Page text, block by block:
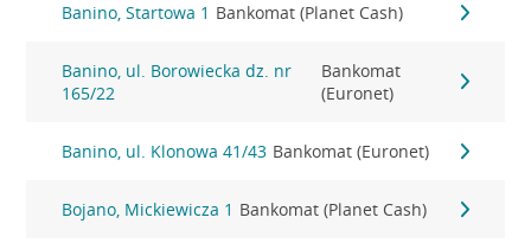
Banino, Startowa 1 Bankomat (Planet Cash)
Banino, ul. Borowiecka dz. nr
165/22
Bankomat
(Euronet)
Banino, ul. Klonowa 41/43 Bankomat (Euronet)
Bojano, Mickiewicza 1 Bankomat (Planet Cash)